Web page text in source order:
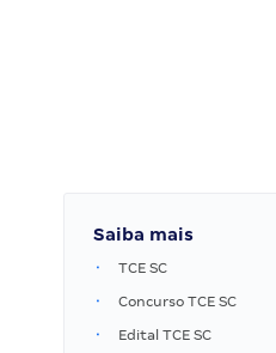
Saiba mais
TCE SC
Concurso TCE SC
Edital TCE SC